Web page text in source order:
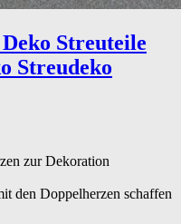
Streuteile
Streudeko
zur Dekoration
den Doppelherzen schaffen